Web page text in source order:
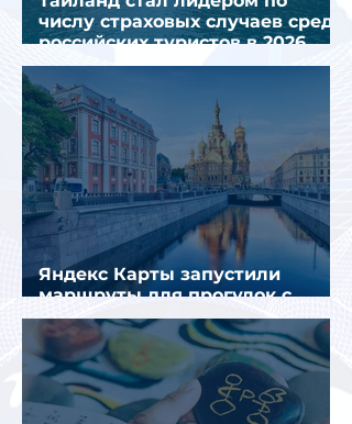
числу страховых случаев среди
российских туристов в 2026
году
Яндекс Карты запустили
маршруты для прогулок с
описанием и аудиогидом